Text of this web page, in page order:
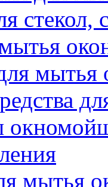
стекол,
мытья
мытья